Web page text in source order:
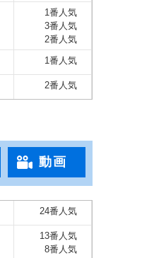
1番人気
3番人気
2番人気
1番人気
2番人気
動画
24番人気
13番人気
8番人気